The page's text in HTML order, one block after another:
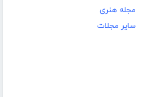
مجله هنری
سایر مجلات